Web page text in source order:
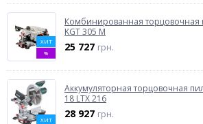
ХИТ
%
Комбинированная торцовочная
KGT 305 M
25 727 грн.
ХИТ
Аккумуляторная торцовочная
18 LTX 216
28 927 грн.